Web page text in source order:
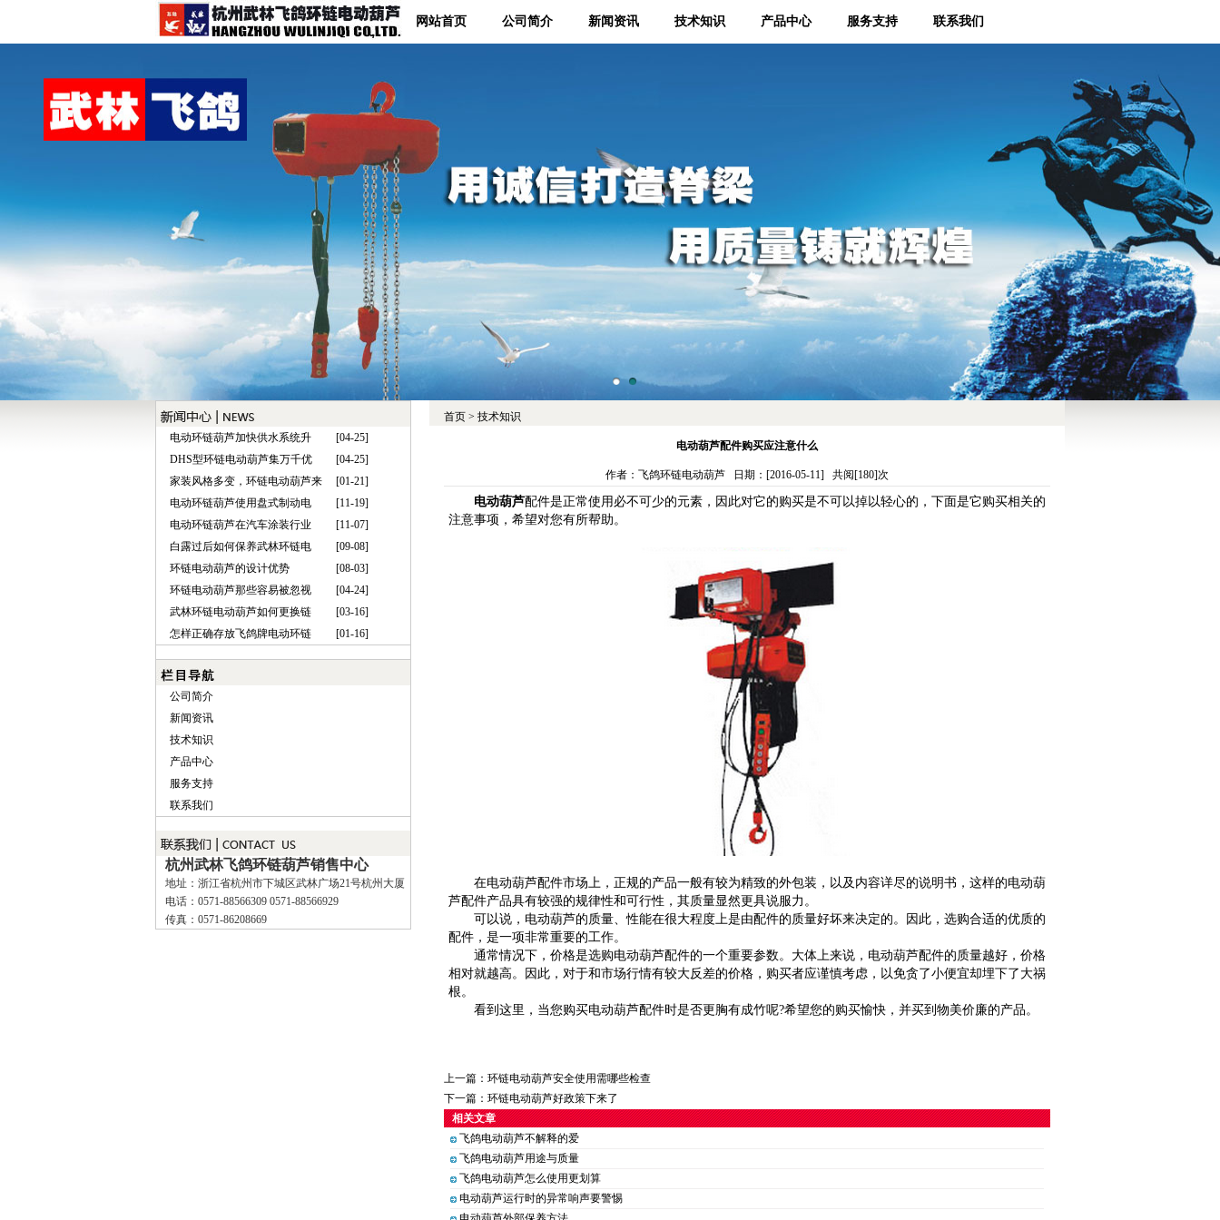
网站首页 公司简介 新闻资讯 技术知识 产品中心 服务支持 联系我们
电动环链葫芦加快供水系统升
[04-25]
DHS型环链电动葫芦集万千优
[04-25]
家装风格多变，环链电动葫芦来
[01-21]
电动环链葫芦使用盘式制动电
[11-19]
电动环链葫芦在汽车涂装行业
[11-07]
白露过后如何保养武林环链电
[09-08]
环链电动葫芦的设计优势
[08-03]
环链电动葫芦那些容易被忽视
[04-24]
武林环链电动葫芦如何更换链
[03-16]
怎样正确存放飞鸽牌电动环链
[01-16]
公司简介
新闻资讯
技术知识
产品中心
服务支持
联系我们
杭州武林飞鸽环链葫芦销售中心
地址：浙江省杭州市下城区武林广场21号杭州大厦
电话：0571-88566309 0571-88566929
传真：0571-86208669
首页 > 技术知识
电动葫芦配件购买应注意什么
作者：飞鸽环链电动葫芦 日期：[2016-05-11] 共阅[180]次
电动葫芦配件是正常使用必不可少的元素，因此对它的购买是不可以掉以轻心的，下面是它购买相关的
注意事项，希望对您有所帮助。
在电动葫芦配件市场上，正规的产品一般有较为精致的外包装，以及内容详尽的说明书，这样的电动葫
芦配件产品具有较强的规律性和可行性，其质量显然更具说服力。
可以说，电动葫芦的质量、性能在很大程度上是由配件的质量好坏来决定的。因此，选购合适的优质的
配件，是一项非常重要的工作。
通常情况下，价格是选购电动葫芦配件的一个重要参数。大体上来说，电动葫芦配件的质量越好，价格
相对就越高。因此，对于和市场行情有较大反差的价格，购买者应谨慎考虑，以免贪了小便宜却埋下了大祸
根。
看到这里，当您购买电动葫芦配件时是否更胸有成竹呢?希望您的购买愉快，并买到物美价廉的产品。
上一篇： 环链电动葫芦安全使用需哪些检查
下一篇： 环链电动葫芦好政策下来了
相关文章
飞鸽电动葫芦不解释的爱
飞鸽电动葫芦用途与质量
飞鸽电动葫芦怎么使用更划算
电动葫芦运行时的异常响声要警惕